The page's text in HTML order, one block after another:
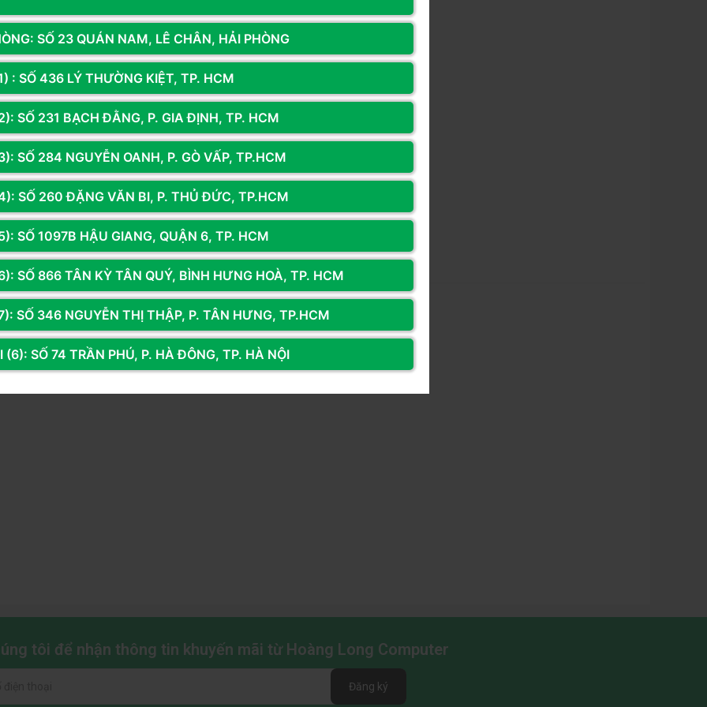
nghệ đồ họa đỉnh cao vốn chỉ có trên các dòng cao cấp
trong thế giới ảo, mang lại những hình ảnh phản chiếu, đổ
thị giác được đẩy lên mức cao nhất.
Công suất tiêu
Sản phẩm đã xem
tôi để nhận thông tin khuyến mãi từ Hoàng Long Computer
Đăng ký
SỐ 23 QUÁN NAM, LÊ CHÂN, HẢI PHÒNG
: SỐ 436 LÝ THƯỜNG KIỆT, TP. HCM
SỐ 231 BẠCH ĐẰNG, P. GIA ĐỊNH, TP. HCM
SỐ 284 NGUYỄN OANH, P. GÒ VẤP, TP.HCM
SỐ 260 ĐẶNG VĂN BI, P. THỦ ĐỨC, TP.HCM
SỐ 1097B HẬU GIANG, QUẬN 6, TP. HCM
SỐ 866 TÂN KỲ TÂN QUÝ, BÌNH HƯNG HOÀ, TP. HCM
SỐ 346 NGUYỄN THỊ THẬP, P. TÂN HƯNG, TP.HCM
(6): SỐ 74 TRẦN PHÚ, P. HÀ ĐÔNG, TP. HÀ NỘI